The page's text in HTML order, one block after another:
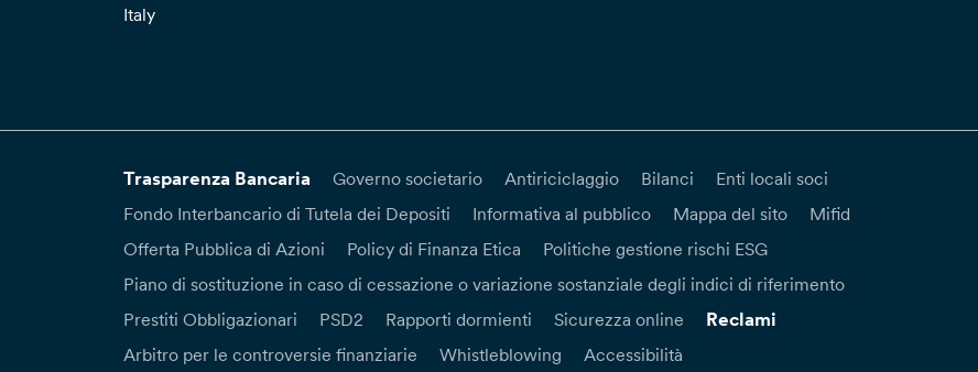
Italy
Trasparenza Bancaria Governo societario Antiriciclaggio Bilanci
Enti locali soci
Fondo Interbancario di Tutela dei Depositi
Informativa al pubblico Mappa del sito
Mifid
Offerta Pubblica di Azioni
Policy di Finanza Etica
Politiche gestione rischi ESG
Piano di sostituzione in caso di cessazione o variazione sostanziale degli indici di riferimento
Prestiti Obbligazionari
PSD2 Rapporti dormienti Sicurezza online Reclami
Arbitro per le controversie finanziarie Whistleblowing Accessibilità